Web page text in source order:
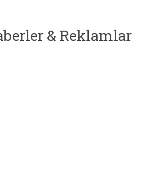
& Reklamlar